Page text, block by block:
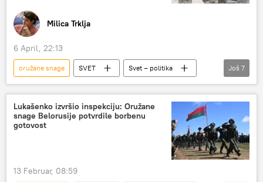
Milica Trklja
6 April, 22:13
oružane snage SVET
Svet – politika
Vojska i naoružanje
Nemačka
Rusija
Evropa
rat
vojni rok
Miroslav Stojanović
Još 7
Lukašenko izvršio inspekciju: Oružane
snage Belorusije potvrdile borbenu
gotovost
13 Februar, 08:59